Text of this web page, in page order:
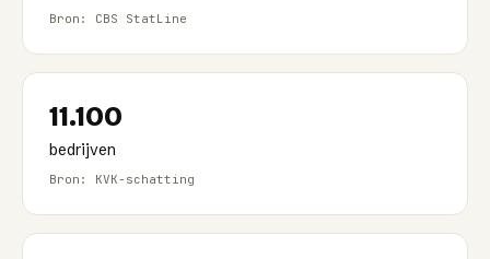
Bron: CBS StatLine
11.100
bedrijven
Bron: KVK-schatting